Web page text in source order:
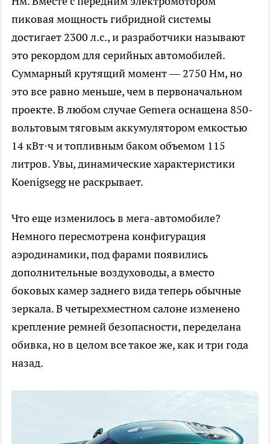
пиковая мощность гибридной системы
достигает 2300 л.с., и разработчики называют
это рекордом для серийных автомобилей.
Суммарный крутящий момент — 2750 Нм, но
это все равно меньше, чем в первоначальном
проекте. В любом случае Gemera оснащена 850-
вольтовым тяговым аккумулятором емкостью
14 кВт·ч и топливным баком объемом 115
литров. Увы, динамические характеристики
Koenigsegg не раскрывает.
Что еще изменилось в мега-автомобиле?
Немного пересмотрена конфигурация
аэродинамики, под фарами появились
дополнительные воздуховоды, а вместо
боковых камер заднего вида теперь обычные
зеркала. В четырехместном салоне изменено
крепление ремней безопасности, переделана
обивка, но в целом все такое же, как и три года
назад.